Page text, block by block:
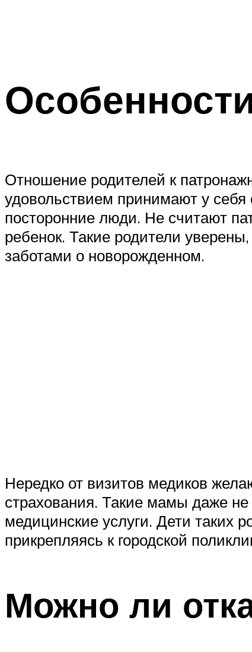
Отношение родителей к
удовольствием принимают у себя
посторонние люди. Не считают
ребенок. Такие родители
заботами о новорожденном.
Нередко от визитов медиков
страхования. Такие мамы даже не
медицинские услуги. Дети таких
прикрепляясь к городской
Можно ли